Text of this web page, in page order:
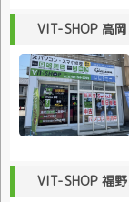
VIT-SHOP 高
VIT-SHOP 福